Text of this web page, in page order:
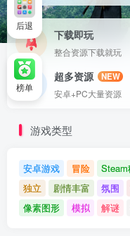
下载即玩
整合资源下载就玩
超多资源
NEW
安卓+PC大量资源
游戏类型
安卓游戏 冒险 Steam
独立
剧情丰富 氛围
像素图形
模拟 解谜
后退
榜单